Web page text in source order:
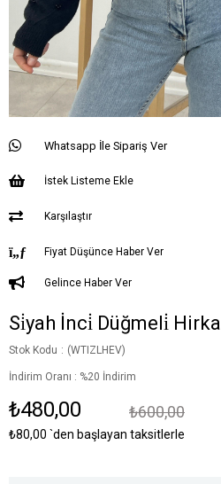
Whatsapp İle Sipariş Ver
İstek Listeme Ekle
Karşılaştır
Fiyat Düşünce Haber Ver
Gelince Haber Ver
Si̇yah İnci̇ Düğmeli̇ Hirka
Stok Kodu (WTIZLHEV)
İndirim Oranı : %20 İndirim
₺600,00
₺480,00
₺80,00 `den başlayan taksitlerle